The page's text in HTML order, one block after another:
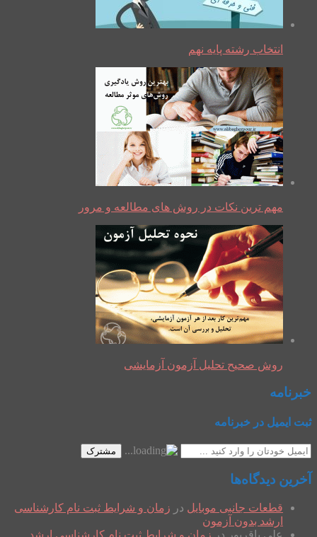
انتخاب رشته پایه نهم
مهم ترین نکات در روش های مطالعه و مرور
روش صحیح تحلیل آزمون آزمایشی
خبرنامه
ثبت ایمیل در خبرنامه
مشترک
آخرین دیدگاه‌ها
قطعات جانبی موبایل در زمان و شرایط ثبت نام کارشناسی
ارشد بدون آزمون
علی باقرپور در زمان و شرایط ثبت نام کارشناسی ارشد